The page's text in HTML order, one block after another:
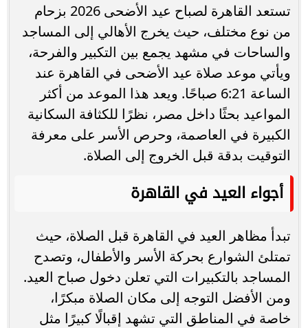
تستعد القاهرة لصباح عيد الأضحى 2026 بزحام
من نوع مختلف، حيث يخرج الأهالي إلى المساجد
والساحات في مشهد يجمع بين التكبير والفرحة،
ويأتي موعد صلاة عيد الأضحى في القاهرة عند
الساعة 6:21 صباحًا. ويعد هذا الموعد من أكثر
المواعيد بحثًا داخل مصر، نظرًا للكثافة السكانية
الكبيرة في العاصمة، وحرص الأسر على معرفة
التوقيت بدقة قبل الخروج إلى الصلاة.
أجواء العيد في القاهرة
تبدأ مظاهر العيد في القاهرة قبل الصلاة، حيث
تمتلئ الشوارع بحركة الأسر والأطفال، وتصدح
المساجد بالتكبيرات التي تعلن دخول صباح العيد.
ومن الأفضل التوجه إلى مكان الصلاة مبكرًا،
خاصة في المناطق التي تشهد إقبالًا كبيرًا مثل